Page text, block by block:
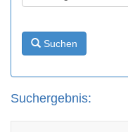
Suchen
Suchergebnis: